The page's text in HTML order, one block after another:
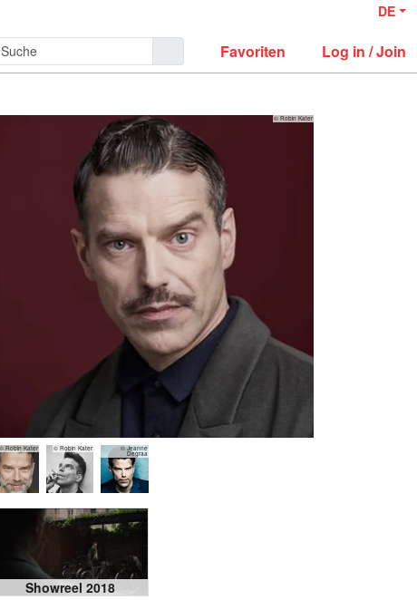
DE
Favoriten Log in / Join
© Robin Kater
© Robin Kater © Robin Kater © Jeanne
Degraa
Showreel 2018